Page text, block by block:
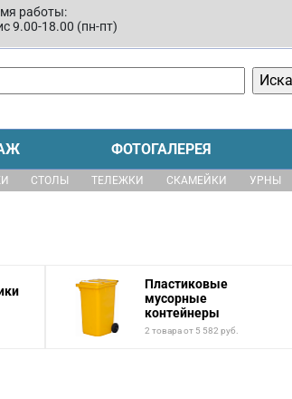
работы:
9.00-18.00 (пн-пт)
ФОТОГАЛЕРЕЯ
СТОЛЫ ТЕЛЕЖКИ СКАМЕЙКИ УРНЫ
Пластиковые
мусорные
контейнеры
2 товара от 5 582 руб.